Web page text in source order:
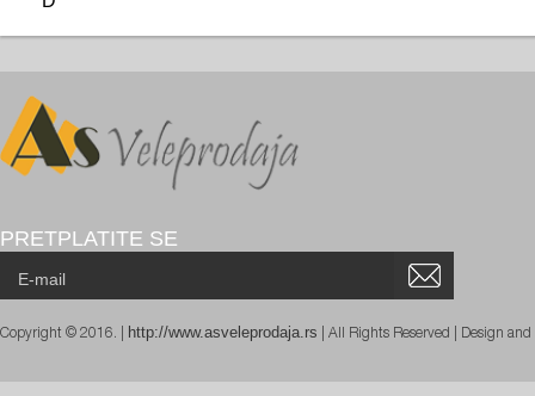
PRETPLATITE SE
Copyright © 2016. | http://www.asveleprodaja.rs | All Rights Reserved | Design